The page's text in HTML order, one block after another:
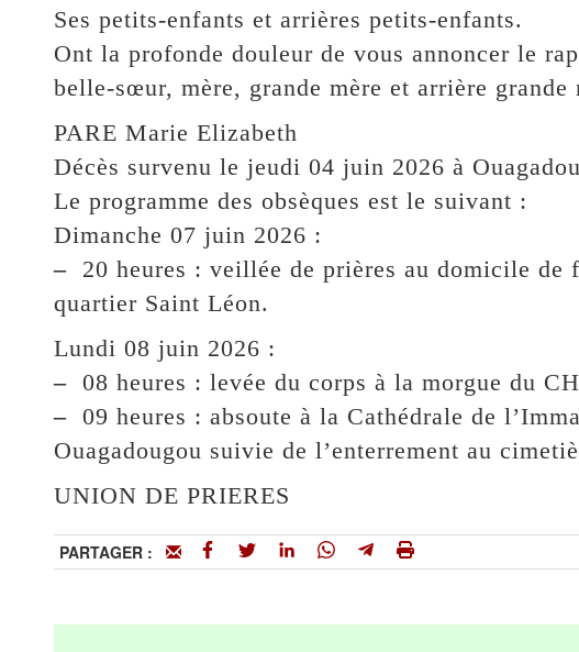
Ses petits-enfants et arrières petits-enfants.
Ont la profonde douleur de vous annoncer le
belle-sœur, mère, grande mère et arrière grande
PARE Marie Elizabeth
Décès survenu le jeudi 04 juin 2026 à
Le programme des obsèques est le suivant :
Dimanche 07 juin 2026 :
–20 heures : veillée de prières au domicile de
quartier Saint Léon.
Lundi 08 juin 2026 :
–08 heures : levée du corps à la morgue du
–09 heures : absoute à la Cathédrale de
Ouagadougou suivie de l’enterrement au
UNION DE PRIERES
PARTAGER :